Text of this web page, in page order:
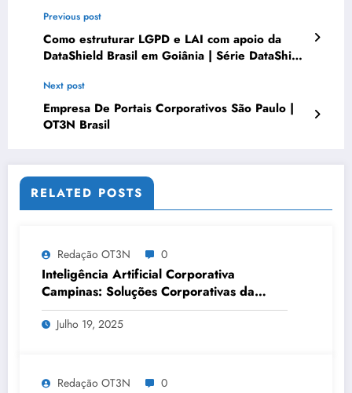
Previous post
Como estruturar LGPD e LAI com apoio da
DataShield Brasil em Goiânia | Série DataShield
Next post
Empresa De Portais Corporativos São Paulo |
OT3N Brasil
RELATED POSTS
Redação OT3N 0
Inteligência Artificial Corporativa
Campinas: Soluções Corporativas da
OT3N Brasil – Guia 3083
Julho 19, 2025
Redação OT3N 0